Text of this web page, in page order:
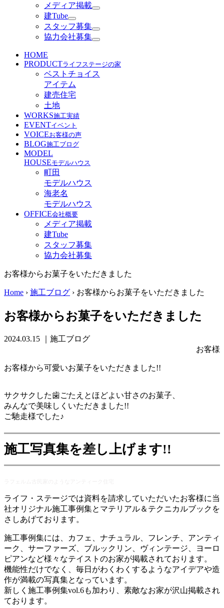
メディア掲載
建Tube
スタッフ募集
協力会社募集
HOME
PRODUCTライフステージの家
ベストチョイス
アイテム
建売住宅
土地
WORKS施工実績
EVENTイベント
VOICEお客様の声
BLOG施工ブログ
MODEL
HOUSEモデルハウス
町田
モデルハウス
海老名
モデルハウス
OFFICE会社概要
メディア掲載
建Tube
スタッフ募集
協力会社募集
お客様からお菓子をいただきました
Home › 施工ブログ › お客様からお菓子をいただきました
お客様からお菓子をいただきました
2024.03.15
｜施工ブログ
お客様
お客様から可愛いお菓子をいただきました!!
サクサクした歯ごたえとほどよい甘さのお菓子、
みんなで美味しくいただきました!!
ご馳走様でした♪
施工写真集を差し上げます!!
ライフ・ステージでは資料を請求していただいたお客様に当
社オリジナル施工事例集とマテリアル＆テクニカルブックを
さしあげております。
施工事例集には、カフェ、ナチュラル、フレンチ、アンティ
ーク、サーファーズ、ブルックリン、ヴィンテージ、ヨーロ
ピアンなど様々なテイストのお家が掲載されております。
機能性だけでなく、毎日がわくわくするようなアイデアや造
作が満載の写真集となっています。
新しく施工事例集vol.6も加わり、素敵なお家が沢山掲載され
ております。